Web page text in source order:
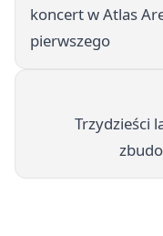
koncert w Atlas
pierwszego
Trzydzieści